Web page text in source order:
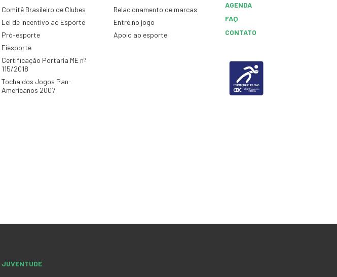
Comitê Brasileiro de Clubes
Lei de Incentivo ao Esporte
Pró-esporte
Fiesporte
Certificação Portaria ME nº
115/2018
Tocha dos Jogos Pan-
Americanos 2007
Relacionamento de marcas
Entre no jogo
Apoio ao esporte
AGENDA
FAQ
CONTATO
JUVENTUDE